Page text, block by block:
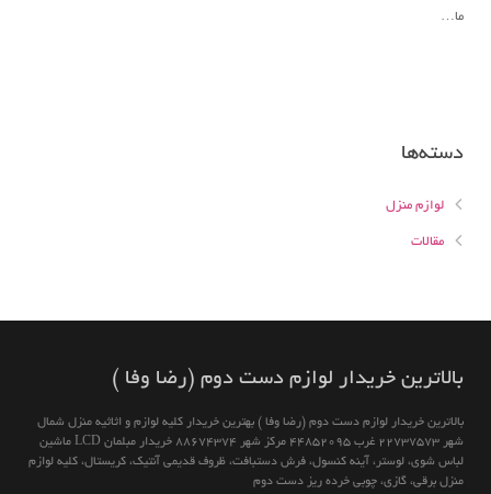
ما…
دسته‌ها
لوازم منزل
مقالات
بالاترين خريدار لوازم دست دوم (رضا وفا )
بالاترين خريدار لوازم دست دوم (رضا وفا ) بهترین خريدار كليه لوازم و اثاثیه منزل شمال
شهر 22737573 غرب 44852095 مركز شهر 88674374 خريدار مبلمان LCD ماشين
لباس شوى، لوستر، آينه كنسول، فرش دستبافت، ظروف قديمى آنتيك، كريستال، كليه لوازم
منزل برقى، گازى، چوبى خرده ريز دست دوم